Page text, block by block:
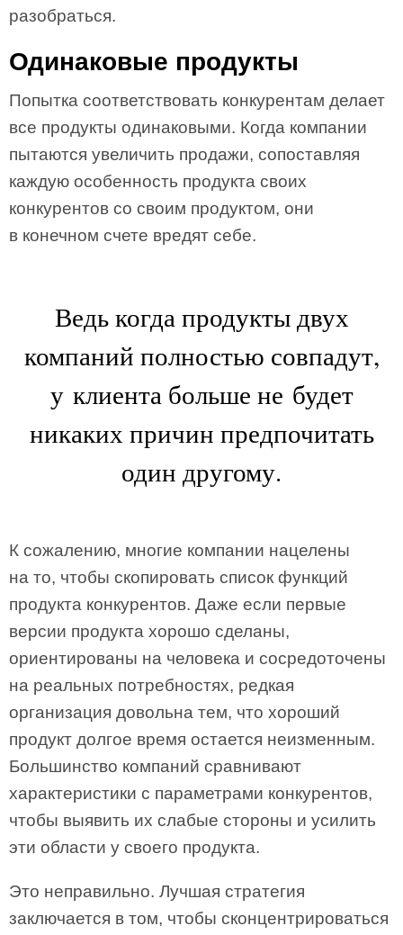
разобраться.
Одинаковые продукты
Попытка соответствовать конкурентам делает
все продукты одинаковыми. Когда компании
пытаются увеличить продажи, сопоставляя
каждую особенность продукта своих
конкурентов со своим продуктом, они
в конечном счете вредят себе.
Ведь когда продукты двух
компаний полностью совпадут,
у клиента больше не будет
никаких причин предпочитать
один другому.
К сожалению, многие компании нацелены
на то, чтобы скопировать список функций
продукта конкурентов. Даже если первые
версии продукта хорошо сделаны,
ориентированы на человека и сосредоточены
на реальных потребностях, редкая
организация довольна тем, что хороший
продукт долгое время остается неизменным.
Большинство компаний сравнивают
характеристики с параметрами конкурентов,
чтобы выявить их слабые стороны и усилить
эти области у своего продукта.
Это неправильно. Лучшая стратегия
заключается в том, чтобы сконцентрироваться